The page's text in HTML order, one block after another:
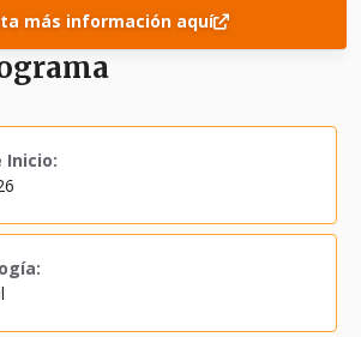
más información aquí
Inicio: